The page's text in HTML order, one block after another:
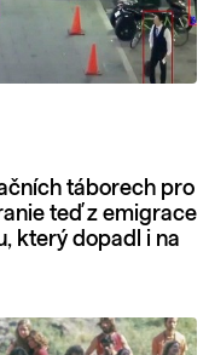
táborech pro
teď z emigrace
který dopadl i na